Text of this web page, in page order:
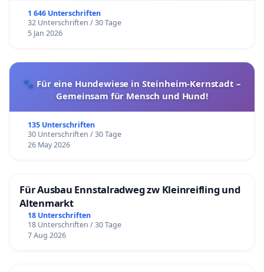
1 646 Unterschriften
32 Unterschriften / 30 Tage
5 Jan 2026
🐾 Für eine Hundewiese in Steinheim-Kernstadt –
Gemeinsam für Mensch und Hund!
135 Unterschriften
30 Unterschriften / 30 Tage
26 May 2026
Für Ausbau Ennstalradweg zw Kleinreifling und
Altenmarkt
18 Unterschriften
18 Unterschriften / 30 Tage
7 Aug 2026